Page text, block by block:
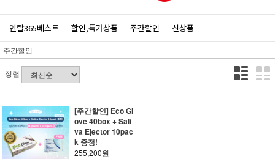
덴탈365베스트 할인,특가상품 주간할인 신상품
주간할인
정렬
[주간할인] Eco Gl
ove 40box + Sali
va Ejector 10pac
k 증정!
255,200원